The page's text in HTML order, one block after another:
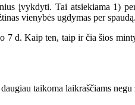
įvykdyti. Tai atsiekiama 1)
vienybės ugdymas per spaudą.
d. Kaip ten, taip ir čia šios
taikoma laikraščiams negu